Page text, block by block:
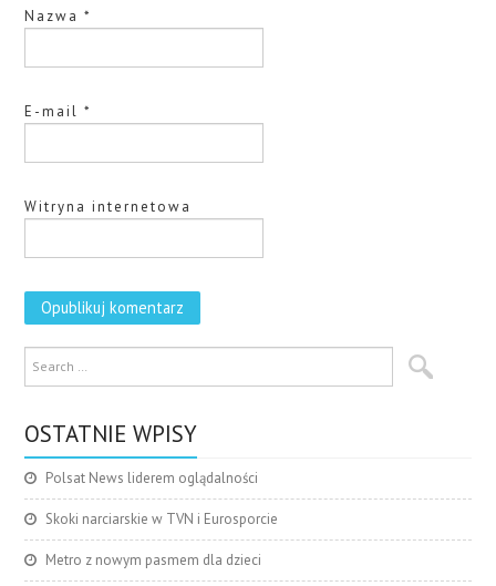
Nazwa*
E-mail*
Witryna internetowa
OSTATNIE WPISY
Polsat News liderem oglądalności
Skoki narciarskie w TVN i Eurosporcie
Metro z nowym pasmem dla dzieci